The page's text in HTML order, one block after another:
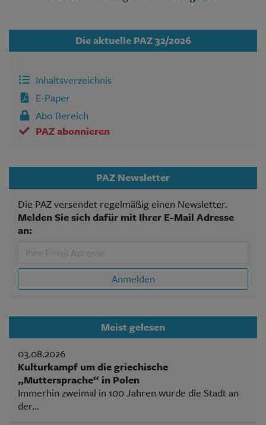
Die aktuelle PAZ 32/2026
Inhaltsverzeichnis
E-Paper
Abo Bereich
PAZ abonnieren
PAZ Newsletter
Die PAZ versendet regelmäßig einen Newsletter.
Melden Sie sich dafür mit Ihrer E-Mail Adresse
an:
Anmelden
Meist gelesen
03.08.2026
Kulturkampf um die griechische
„Muttersprache“ in Polen
Immerhin zweimal in 100 Jahren wurde die Stadt an
der...